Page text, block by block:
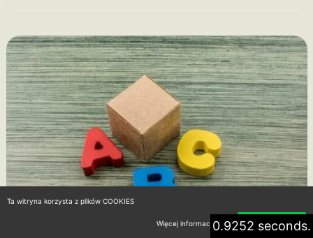
0.9252 seconds.
Ta witryna korzysta z plików COOKIES
Więcej informacji Akceptuję